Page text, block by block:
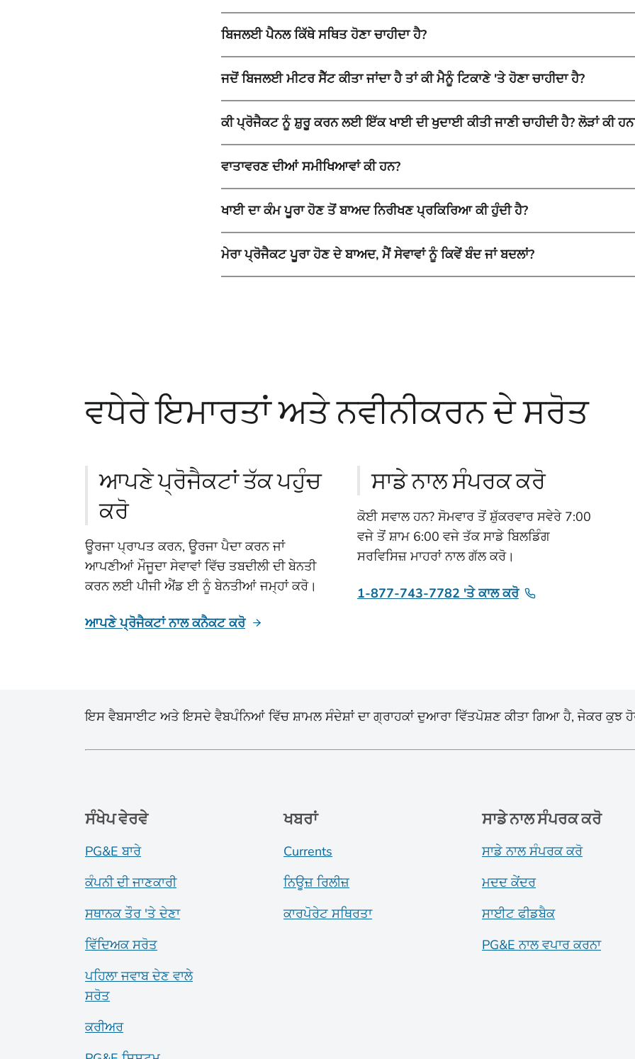
ਬਿਜਲਈ ਪੈਨਲ ਕਿੱਥੇ ਸਥਿਤ ਹੋਣਾ ਚਾਹੀਦਾ ਹੈ?
ਜਦੋਂ ਬਿਜਲਈ ਮੀਟਰ ਸੈੱਟ ਕੀਤਾ ਜਾਂਦਾ ਹੈ ਤਾਂ ਕੀ ਮੈਨੂੰ ਟਿਕਾਣੇ 'ਤੇ ਹੋਣਾ ਚਾਹੀਦਾ ਹੈ?
ਕੀ ਪ੍ਰੋਜੈਕਟ ਨੂੰ ਸ਼ੁਰੂ ਕਰਨ ਲਈ ਇੱਕ ਖਾਈ ਦੀ ਖੁਦਾਈ ਕੀਤੀ ਜਾਣੀ ਚਾਹੀਦੀ ਹੈ? ਲੋੜਾਂ ਕੀ
ਵਾਤਾਵਰਣ ਦੀਆਂ ਸਮੀਖਿਆਵਾਂ ਕੀ ਹਨ?
ਖਾਈ ਦਾ ਕੰਮ ਪੂਰਾ ਹੋਣ ਤੋਂ ਬਾਅਦ ਨਿਰੀਖਣ ਪ੍ਰਕਿਰਿਆ ਕੀ ਹੁੰਦੀ ਹੈ?
ਮੇਰਾ ਪ੍ਰੋਜੈਕਟ ਪੂਰਾ ਹੋਣ ਦੇ ਬਾਅਦ, ਮੈਂ ਸੇਵਾਵਾਂ ਨੂੰ ਕਿਵੇਂ ਬੰਦ ਜਾਂ ਬਦਲਾਂ?
ਵਧੇਰੇ ਇਮਾਰਤਾਂ ਅਤੇ ਨਵੀਨੀਕਰਨ ਦੇ ਸਰੋਤ
ਆਪਣੇ ਪ੍ਰੋਜੈਕਟਾਂ ਤੱਕ ਪਹੁੰਚ
ਕਰੋ
ਊਰਜਾ ਪ੍ਰਾਪਤ ਕਰਨ, ਊਰਜਾ ਪੈਦਾ ਕਰਨ ਜਾਂ
ਆਪਣੀਆਂ ਮੌਜੂਦਾ ਸੇਵਾਵਾਂ ਵਿੱਚ ਤਬਦੀਲੀ ਦੀ ਬੇਨਤੀ
ਕਰਨ ਲਈ ਪੀਜੀ ਐਂਡ ਈ ਨੂੰ ਬੇਨਤੀਆਂ ਜਮ੍ਹਾਂ ਕਰੋ।
ਆਪਣੇ ਪ੍ਰੋਜੈਕਟਾਂ ਨਾਲ ਕਨੈਕਟ ਕਰੋ
ਸਾਡੇ ਨਾਲ ਸੰਪਰਕ ਕਰੋ
ਕੋਈ ਸਵਾਲ ਹਨ? ਸੋਮਵਾਰ ਤੋਂ ਸ਼ੁੱਕਰਵਾਰ ਸਵੇਰੇ 7:00
ਵਜੇ ਤੋਂ ਸ਼ਾਮ 6:00 ਵਜੇ ਤੱਕ ਸਾਡੇ ਬਿਲਡਿੰਗ
ਸਰਵਿਸਿਜ਼ ਮਾਹਰਾਂ ਨਾਲ ਗੱਲ ਕਰੋ।
1-877-743-7782 'ਤੇ ਕਾਲ ਕਰੋ
ਇਸ ਵੈਬਸਾਈਟ ਅਤੇ ਇਸਦੇ ਵੈਬਪੰਨਿਆਂ ਵਿੱਚ ਸ਼ਾਮਲ ਸੰਦੇਸ਼ਾਂ ਦਾ ਗ੍ਰਾਹਕਾਂ ਦੁਆਰਾ ਵਿੱਤਪੋਸ਼ਣ ਕੀਤਾ ਗਿਆ ਹੈ, ਜੇਕਰ ਕੁਝ
ਸੰਖੇਪ ਵੇਰਵੇ
PG&E ਬਾਰੇ
ਕੰਪਨੀ ਦੀ ਜਾਣਕਾਰੀ
ਸਥਾਨਕ ਤੌਰ 'ਤੇ ਦੇਣਾ
ਵਿੱਦਿਅਕ ਸਰੋਤ
ਪਹਿਲਾ ਜਵਾਬ ਦੇਣ ਵਾਲੇ
ਸਰੋਤ
ਕਰੀਅਰ
ਖਬਰਾਂ
Currents
ਨਿਊਜ਼ ਰਿਲੀਜ਼
ਕਾਰਪੋਰੇਟ ਸਥਿਰਤਾ
ਸਾਡੇ ਨਾਲ ਸੰਪਰਕ ਕਰੋ
ਸਾਡੇ ਨਾਲ ਸੰਪਰਕ ਕਰੋ
ਮਦਦ ਕੇਂਦਰ
ਸਾਈਟ ਫੀਡਬੈਕ
PG&E ਨਾਲ ਵਪਾਰ ਕਰਨਾ